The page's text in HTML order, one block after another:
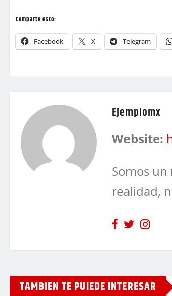
Comparte esto:
Facebook X Telegram
Ejemplomx
Website:
Somos
realidad,
TAMBIEN TE PUIEDE INTERESAR